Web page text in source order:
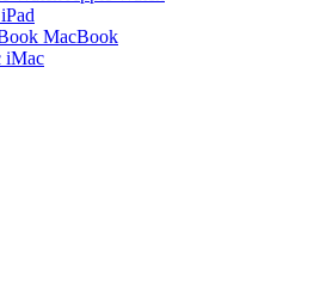
iPad
MacBook
iMac